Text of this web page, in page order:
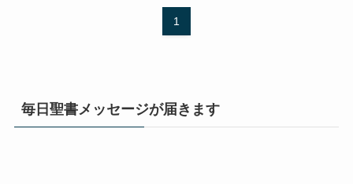
1
毎日聖書メッセージが届きます